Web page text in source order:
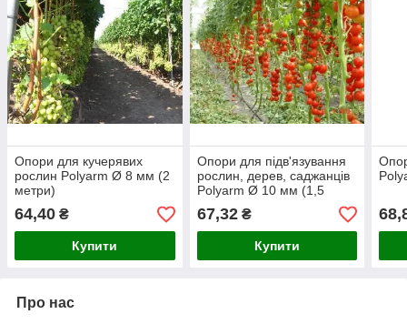
Опори для кучерявих
рослин Polyarm Ø 8 мм (2
метри)
64,40 ₴
Купити
Опори для підв'язування
рослин, дерев, саджанців
Polyarm Ø 10 мм (1,5
67,32₴
Купити
Про нас